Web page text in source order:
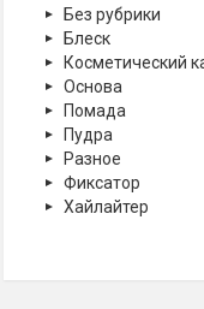
Без рубрики
Блеск
Косметический
Основа
Помада
Пудра
Разное
Фиксатор
Хайлайтер